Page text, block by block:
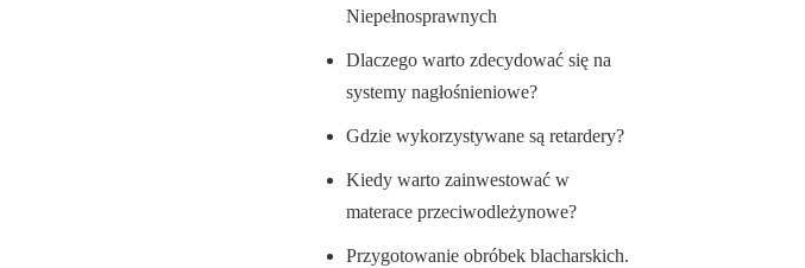
Niepełnosprawnych
Dlaczego warto zdecydować się na
systemy nagłośnieniowe?
Gdzie wykorzystywane są retardery?
Kiedy warto zainwestować w
materace przeciwodleżynowe?
Przygotowanie obróbek blacharskich.